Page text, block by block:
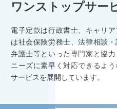
ワンストップサー
電子定款は行政書士、キャリ
は社会保険労務士、法律相談
弁護士等といった専門家と協
ニーズに素早く対応できるよ
サービスを展開しています。